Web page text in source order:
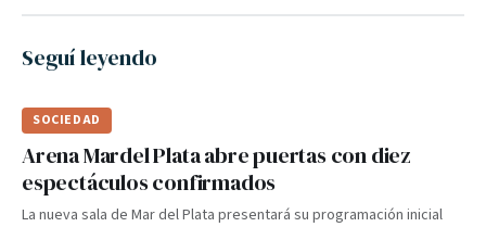
Seguí leyendo
SOCIEDAD
Arena Mardel Plata abre puertas con diez
espectáculos confirmados
La nueva sala de Mar del Plata presentará su programación inicial